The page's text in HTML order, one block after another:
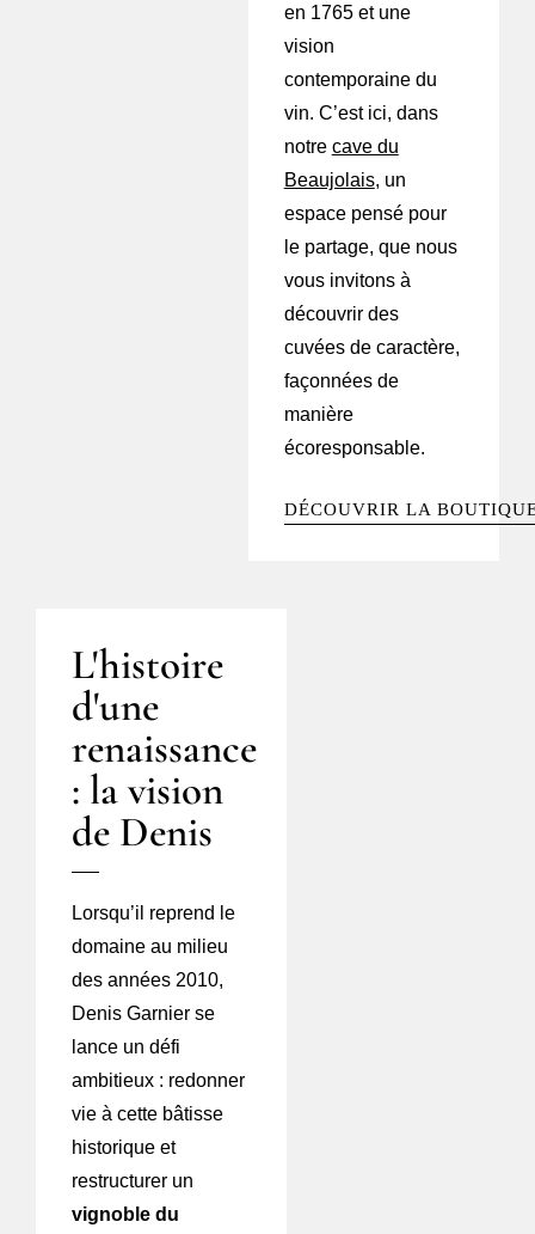
en 1765 et une
vision
contemporaine du
vin. C’est ici, dans
notre cave du
Beaujolais, un
espace pensé pour
le partage, que nous
vous invitons à
découvrir des
cuvées de caractère,
façonnées de
manière
écoresponsable.
DÉCOUVRIR LA
L'histoire
d'une
renaissance
: la vision
de Denis
Lorsqu’il reprend le
domaine au milieu
des années 2010,
Denis Garnier se
lance un défi
ambitieux : redonner
vie à cette bâtisse
historique et
restructurer un
vignoble du